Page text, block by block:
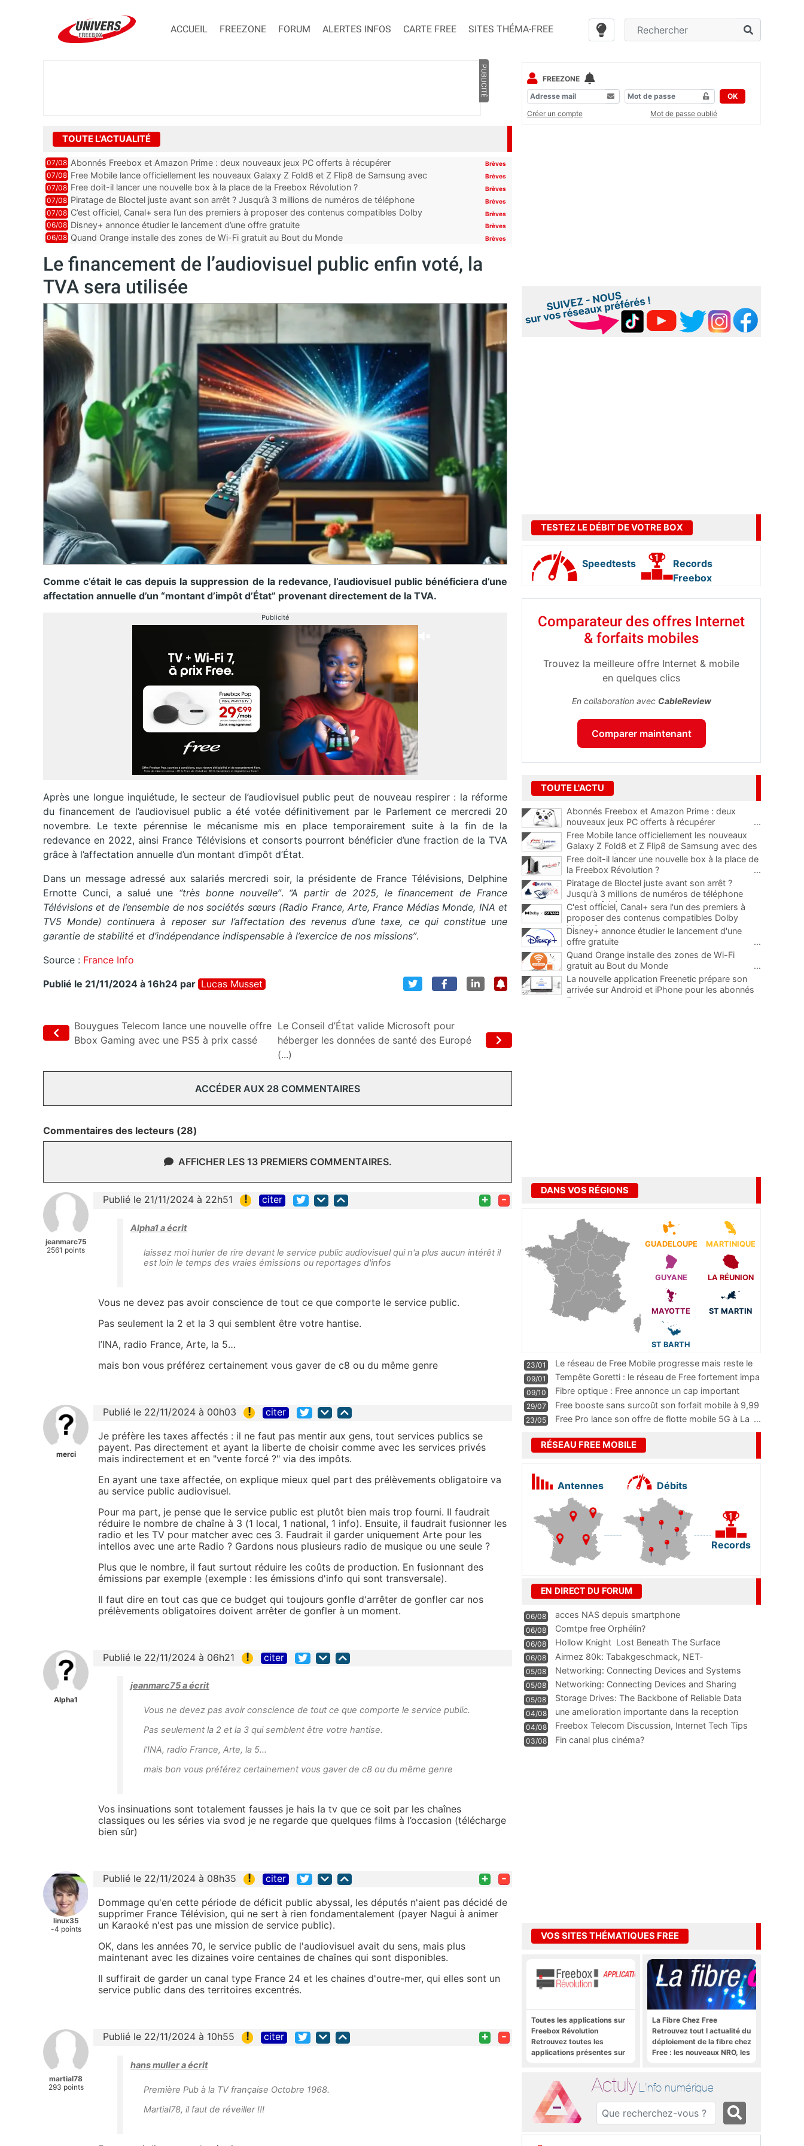
ACCUEIL FREEZONE FORUM ALERTES INFOS CARTE FREE SITES THÉMA-FREE
PUBLICITÉ
TOUTE L'ACTUALITÉ
07/08 Abonnés Freebox et Amazon Prime : deux nouveaux jeux PC offerts à récupérer Brèves
07/08 Free Mobile lance officiellement les nouveaux Galaxy Z Fold8 et Z Flip8 de Samsung avec
des promos et des cadeaux
Brèves
07/08 Free doit-il lancer une nouvelle box à la place de la Freebox Révolution ? Brèves
07/08 Piratage de Bloctel juste avant son arrêt ? Jusqu’à 3 millions de numéros de téléphone
auraient fuité
Brèves
07/08 C’est officiel, Canal+ sera l’un des premiers à proposer des contenus compatibles Dolby
Vision 2
Brèves
06/08 Disney+ annonce étudier le lancement d’une offre gratuite Brèves
06/08 Quand Orange installe des zones de Wi-Fi gratuit au Bout du Monde Brèves
Le financement de l’audiovisuel public enfin voté, la
TVA sera utilisée
Comme c’était le cas depuis la suppression de la redevance, l’audiovisuel public bénéficiera d’une
affectation annuelle d’un “montant d’impôt d’État” provenant directement de la TVA.
Publicité
Après une longue inquiétude, le secteur de l’audiovisuel public peut de nouveau respirer : la réforme
du financement de l’audiovisuel public a été votée définitivement par le Parlement ce mercredi 20
novembre. Le texte pérennise le mécanisme mis en place temporairement suite à la fin de la
redevance en 2022, ainsi France Télévisions et consorts pourront bénéficier d’une fraction de la TVA
grâce à l’affectation annuelle d’un montant d’impôt d’État.
Dans un message adressé aux salariés mercredi soir, la présidente de France Télévisions, Delphine
Ernotte Cunci, a salué une “très bonne nouvelle”. “A partir de 2025, le financement de France
Télévisions et de l’ensemble de nos sociétés sœurs (Radio France, Arte, France Médias Monde, INA et
TV5 Monde) continuera à reposer sur l’affectation des revenus d’une taxe, ce qui constitue une
garantie de stabilité et d’indépendance indispensable à l’exercice de nos missions”.
Source : France Info
Publié le 21/11/2024 à 16h24 par Lucas Musset
Bouygues Telecom lance une nouvelle offre
Bbox Gaming avec une PS5 à prix cassé
Le Conseil d’État valide Microsoft pour
héberger les données de santé des Europé
(...)
ACCÉDER AUX 28 COMMENTAIRES
Commentaires des lecteurs (28)
AFFICHER LES 13 PREMIERS COMMENTAIRES.
jeanmarc75
2561 points
Publié le 21/11/2024 à 22h51 ! citer + -
Alpha1 a écrit
laissez moi hurler de rire devant le service public audiovisuel qui n'a plus aucun intérêt il
est loin le temps des vraies émissions ou reportages d'infos
Vous ne devez pas avoir conscience de tout ce que comporte le service public.
Pas seulement la 2 et la 3 qui semblent être votre hantise.
l’INA, radio France, Arte, la 5…
mais bon vous préférez certainement vous gaver de c8 ou du même genre
merci
Publié le 22/11/2024 à 00h03 ! citer
Je préfère les taxes affectés : il ne faut pas mentir aux gens, tout services publics se
payent. Pas directement et ayant la liberte de choisir comme avec les services privés
mais indirectement et en "vente forcé ?" via des impôts.
En ayant une taxe affectée, on explique mieux quel part des prélèvements obligatoire va
au service public audiovisuel.
Pour ma part, je pense que le service public est plutôt bien mais trop fourni. Il faudrait
réduire le nombre de chaîne à 3 (1 local, 1 national, 1 info). Ensuite, il faudrait fusionner les
radio et les TV pour matcher avec ces 3. Faudrait il garder uniquement Arte pour les
intellos avec une arte Radio ? Gardons nous plusieurs radio de musique ou une seule ?
Plus que le nombre, il faut surtout réduire les coûts de production. En fusionnant des
émissions par exemple (exemple : les émissions d'info qui sont transversale).
Il faut dire en tout cas que ce budget qui toujours gonfle d'arrêter de gonfler car nos
prélèvements obligatoires doivent arrêter de gonfler à un moment.
Alpha1
Publié le 22/11/2024 à 06h21 ! citer
jeanmarc75 a écrit
Vous ne devez pas avoir conscience de tout ce que comporte le service public.
Pas seulement la 2 et la 3 qui semblent être votre hantise.
l’INA, radio France, Arte, la 5…
mais bon vous préférez certainement vous gaver de c8 ou du même genre
Vos insinuations sont totalement fausses je hais la tv que ce soit par les chaînes
classiques ou les séries via svod je ne regarde que quelques films à l’occasion (télécharge
bien sûr)
linux35
-4 points
Publié le 22/11/2024 à 08h35 ! citer + -
Dommage qu'en cette période de déficit public abyssal, les députés n'aient pas décidé de
supprimer France Télévision, qui ne sert à rien fondamentalement (payer Nagui à animer
un Karaoké n'est pas une mission de service public).
OK, dans les années 70, le service public de l'audiovisuel avait du sens, mais plus
maintenant avec les dizaines voire centaines de chaînes qui sont disponibles.
Il suffirait de garder un canal type France 24 et les chaines d'outre-mer, qui elles sont un
service public dans des territoires excentrés.
martial78
293 points
Publié le 22/11/2024 à 10h55 ! citer + -
hans muller a écrit
Première Pub à la TV française Octobre 1968.
Martial78, il faut de réveiller !!!
FREEZONE
OK
Créer un compte
Mot de passe oublié
TESTEZ LE DÉBIT DE VOTRE BOX
Speedtests
Records
Freebox
Comparateur des offres Internet
& forfaits mobiles
Trouvez la meilleure offre Internet & mobile
en quelques clics
En collaboration avec CableReview
Comparer maintenant
TOUTE L'ACTU
Abonnés Freebox et Amazon Prime : deux
nouveaux jeux PC offerts à récupérer
...
Free Mobile lance officiellement les nouveaux
Galaxy Z Fold8 et Z Flip8 de Samsung avec des
promos et des cadeaux
...
Free doit-il lancer une nouvelle box à la place de
la Freebox Révolution ?
...
Piratage de Bloctel juste avant son arrêt ?
Jusqu'à 3 millions de numéros de téléphone
auraient fuité
C'est officiel, Canal+ sera l'un des premiers à
proposer des contenus compatibles Dolby
Vision 2
Disney+ annonce étudier le lancement d'une
offre gratuite
...
Quand Orange installe des zones de Wi-Fi
gratuit au Bout du Monde
...
La nouvelle application Freenetic prépare son
arrivée sur Android et iPhone pour les abonnés
Freebox, testez la
DANS VOS RÉGIONS
GUADELOUPE MARTINIQUE
GUYANE LA RÉUNION
MAYOTTE ST MARTIN
ST BARTH
23/01
Le réseau de Free Mobile progresse mais reste le
m
...
09/01
Tempête Goretti : le réseau de Free fortement impa
09/10
Fibre optique : Free annonce un cap important
pass
...
29/07
Free booste sans surcoût son forfait mobile à 9,99
23/05 Free Pro lance son offre de flotte mobile 5G à La ...
RÉSEAU FREE MOBILE
Antennes Débits
Records
EN DIRECT DU FORUM
06/08 acces NAS depuis smartphone
06/08 Comtpe free Orphélin?
06/08 Hollow Knight  Lost Beneath The Surface
06/08
Airmez 80k: Tabakgeschmack, NET-
Technologie und Leistung im
05/08 Networking: Connecting Devices and Systems
05/08
Networking: Connecting Devices and Sharing
Information
05/08
Storage Drives: The Backbone of Reliable Data
Management
04/08
une amelioration importante dans la reception
WIFI
04/08
Freebox Telecom Discussion, Internet Tech Tips
Communi
03/08 Fin canal plus cinéma?
VOS SITES THÉMATIQUES FREE
Toutes les applications sur
Freebox Révolution
Retrouvez toutes les
applications présentes sur
La Fibre Chez Free
Retrouvez tout l actualité du
déploiement de la fibre chez
Free : les nouveaux NRO, les
Actuly L'info numérique